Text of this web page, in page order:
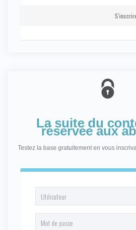
La suite du
réservée aux
Testez la base gratuitement en vous